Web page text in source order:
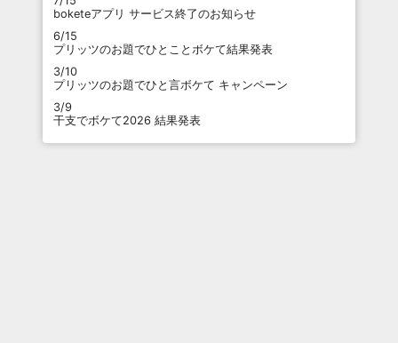
boketeアプリ サービス終了のお知らせ
6/15
プリッツのお題でひとことボケて結果発表
3/10
プリッツのお題でひと言ボケて キャンペーン
3/9
干支でボケて2026 結果発表